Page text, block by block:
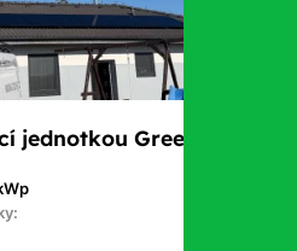
jednotkou GreenBox